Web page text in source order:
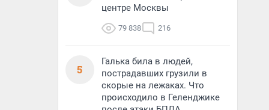
центре Москвы
79 838 216
5
Галька била в людей,
пострадавших грузили в
скорые на лежаках. Что
происходило в Геленджике